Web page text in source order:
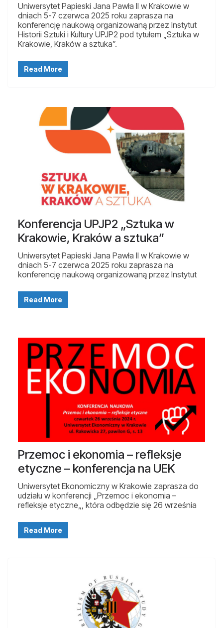
Uniwersytet Papieski Jana Pawła II w Krakowie w
dniach 5-7 czerwca 2025 roku zaprasza na
konferencję naukową organizowaną przez Instytut
Historii Sztuki i Kultury UPJP2 pod tytułem „Sztuka w
Krakowie, Kraków a sztuka”.
Read More
Konferencja UPJP2 „Sztuka w
Krakowie, Kraków a sztuka”
Uniwersytet Papieski Jana Pawła II w Krakowie w
dniach 5-7 czerwca 2025 roku zaprasza na
konferencję naukową organizowaną przez Instytut
Read More
Przemoc i ekonomia – refleksje
etyczne – konferencja na UEK
Uniwersytet Ekonomiczny w Krakowie zaprasza do
udziału w konferencji „Przemoc i ekonomia –
refleksje etyczne„, która odbędzie się 26 września
Read More